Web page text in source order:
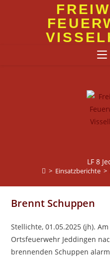
LF 8
> Einsatzberichte >
Brennt Schuppen
Stellichte, 01.05.2025 (jh).
Ortsfeuerwehr Jeddingen
brennenden Schuppen